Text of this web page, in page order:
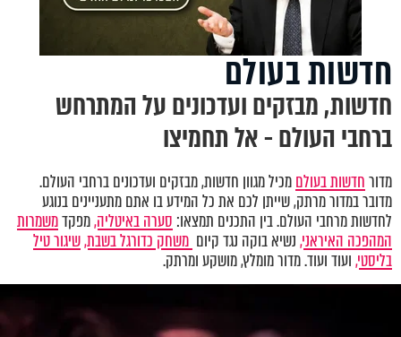
חדשות בעולם
חדשות, מבזקים ועדכונים על המתרחש
ברחבי העולם - אל תחמיצו
מדורחדשות בעולםמכיל מגוון חדשות, מבזקים ועדכונים ברחבי העולם.
מדובר במדור מרתק, שייתן לכם את כל המידע בו אתם מתעניינים בנוגע
לחדשות מרחבי העולם. בין התכנים תמצאו: סערה באיטליה,מפקדמשמרות
המהפכה האיראני,נשיא בוקה נגד קיום משחק כדורגל בשבת,שיגור טיל
בליסטי,ועוד ועוד. מדור מומלץ, מושקע ומרתק.